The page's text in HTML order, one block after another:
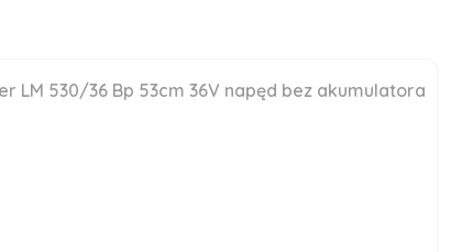
LM 530/36 Bp 53cm 36V napęd bez akumulatora